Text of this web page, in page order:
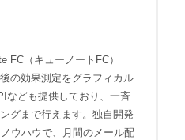
FC（キューノートFC）
の効果測定をグラフィカル
なども提供しており、一斉
グまで行えます。独自開発
ウハウで、月間のメール配